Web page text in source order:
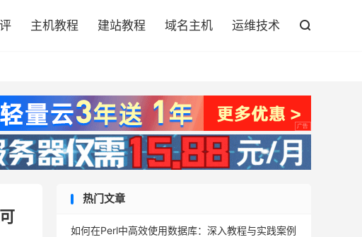
主机教程 建站教程 域名主机 运维技术 
热门文章
如何在Perl中高效使用数据库：深入教程与实践案例